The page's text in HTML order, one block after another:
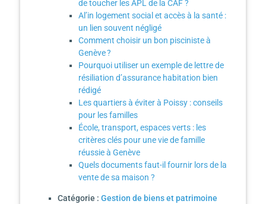
de toucher les APL de la CAF ?
Al’in logement social et accès à la santé :
un lien souvent négligé
Comment choisir un bon pisciniste à
Genève ?
Pourquoi utiliser un exemple de lettre de
résiliation d’assurance habitation bien
rédigé
Les quartiers à éviter à Poissy : conseils
pour les familles
École, transport, espaces verts : les
critères clés pour une vie de famille
réussie à Genève
Quels documents faut-il fournir lors de la
vente de sa maison ?
Catégorie : Gestion de biens et patrimoine